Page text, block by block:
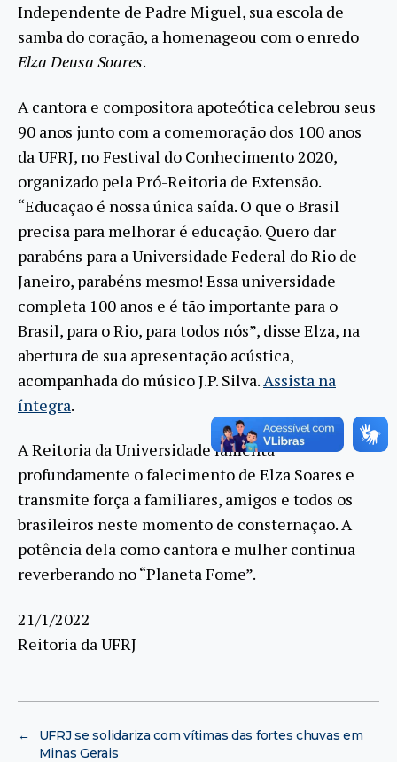
Independente de Padre Miguel, sua escola de
samba do coração, a homenageou com o enredo
Elza Deusa Soares.
A cantora e compositora apoteótica celebrou seus
90 anos junto com a comemoração dos 100 anos
da UFRJ, no Festival do Conhecimento 2020,
organizado pela Pró-Reitoria de Extensão.
“Educação é nossa única saída. O que o Brasil
precisa para melhorar é educação. Quero dar
parabéns para a Universidade Federal do Rio de
Janeiro, parabéns mesmo! Essa universidade
completa 100 anos e é tão importante para o
Brasil, para o Rio, para todos nós”, disse Elza, na
abertura de sua apresentação acústica,
acompanhada do músico J.P. Silva. Assista na
íntegra.
A Reitoria da Universidade lamenta
profundamente o falecimento de Elza Soares e
transmite força a familiares, amigos e todos os
brasileiros neste momento de consternação. A
potência dela como cantora e mulher continua
reverberando no “Planeta Fome”.
21/1/2022
Reitoria da UFRJ
←
UFRJ se solidariza com vítimas das fortes chuvas em
Minas Gerais